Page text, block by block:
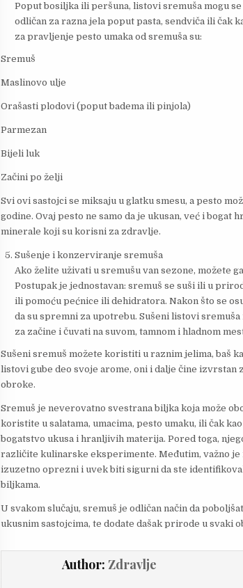
Poput bosiljka ili peršuna, listovi sremuša mogu
odličan za razna jela poput pasta, sendviča ili čak
za pravljenje pesto umaka od sremuša su:
Sremuš
Maslinovo ulje
Orašasti plodovi (poput badema ili pinjola)
Parmezan
Bijeli luk
Začini po želji
Svi ovi sastojci se miksaju u glatku smesu, a pesto
godine. Ovaj pesto ne samo da je ukusan, već i
minerale koji su korisni za zdravlje.
Sušenje i konzerviranje sremuša
Ako želite uživati u sremušu van sezone, možete
Postupak je jednostavan: sremuš se suši ili u
ili pomoću pećnice ili dehidratora. Nakon što se
da su spremni za upotrebu. Sušeni listovi
za začine i čuvati na suvom, tamnom i hladnom
Sušeni sremuš možete koristiti u raznim jelima, baš
listovi gube deo svoje arome, oni i dalje čine izvrstan
obroke.
Sremuš je neverovatno svestrana biljka koja može
koristite u salatama, umacima, pesto umaku, ili čak
bogatstvo ukusa i hranljivih materija. Pored toga,
različite kulinarske eksperimente. Međutim, važno
izuzetno oprezni i uvek biti sigurni da ste
biljkama.
U svakom slučaju, sremuš je odličan način da
ukusnim sastojcima, te dodate dašak prirode u svaki
Author: Zdravlje